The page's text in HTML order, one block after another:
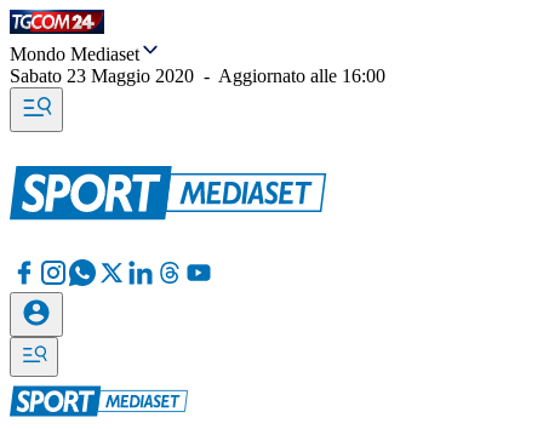
Mondo Mediaset
Sabato 23 Maggio 2020 - Aggiornato alle 16:00